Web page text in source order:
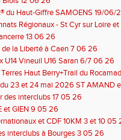
du Haut-Giffre SAMOENS 19/06/
Régionaux - St Cyr sur Loire et
06 2613 06 26
la Liberté à Caen 7 06 26
U14 Vineuil U16 Saran 6/7 06 26
Haut Berry+Trail du
31 05 2026
23 et 24 mai 2026 ST AMAND
des interclubs 17 05 26
et GIEN 9 05 26
et CDF 10KM 3 et 10 05
interclubs à Bourges 3 05 26